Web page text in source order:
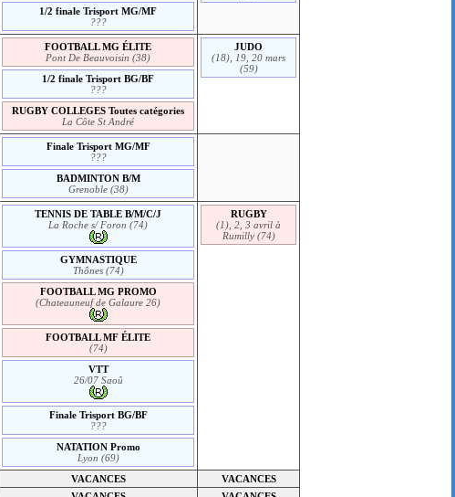
1/2 finale Trisport MG/MF
???
FOOTBALL MG ÉLITE
Pont De Beauvoisin (38)
1/2 finale Trisport BG/BF
???
RUGBY COLLEGES Toutes catégories
La Côte St André
JUDO
(18), 19, 20 mars
(59)
Finale Trisport MG/MF
???
BADMINTON B/M
Grenoble (38)
TENNIS DE TABLE B/M/C/J
La Roche s/ Foron (74)
GYMNASTIQUE
Thônes (74)
FOOTBALL MG PROMO
(Chateauneuf de Galaure 26)
FOOTBALL MF ÉLITE
(74)
VTT
26/07 Saoû
Finale Trisport BG/BF
???
NATATION Promo
Lyon (69)
RUGBY
(1), 2, 3 avril à
Rumilly (74)
VACANCES
VACANCES